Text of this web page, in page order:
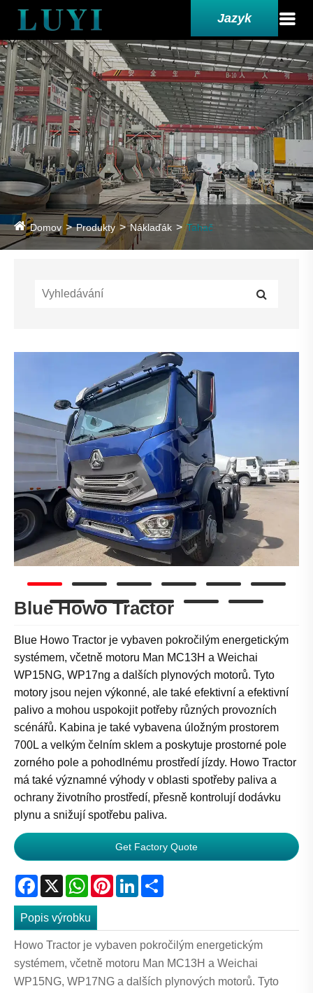
Jazyk
Domov Produkty Náklaďák Tahač
Blue Howo Tractor
Blue Howo Tractor je vybaven pokročilým energetickým
systémem, včetně motoru Man MC13H a Weichai
WP15NG, WP17ng a dalších plynových motorů. Tyto
motory jsou nejen výkonné, ale také efektivní a efektivní
palivo a mohou uspokojit potřeby různých provozních
scénářů. Kabina je také vybavena úložným prostorem
700L a velkým čelním sklem a poskytuje prostorné pole
zorného pole a pohodlnému prostředí jízdy. Howo Tractor
má také významné výhody v oblasti spotřeby paliva a
ochrany životního prostředí, přesně kontrolují dodávku
plynu a snižují spotřebu paliva.
Get Factory Quote
Facebook
X WhatsApp
PinterestLinkedIn
Popis výrobku
Howo Tractor je vybaven pokročilým energetickým
systémem, včetně motoru Man MC13H a Weichai
WP15NG, WP17NG a dalších plynových motorů. Tyto